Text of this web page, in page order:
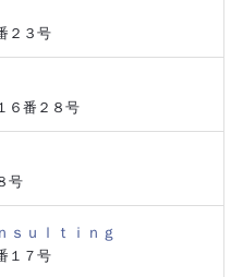
２３号
６番２８号
号
ｕｌｔｉｎｇ
１７号